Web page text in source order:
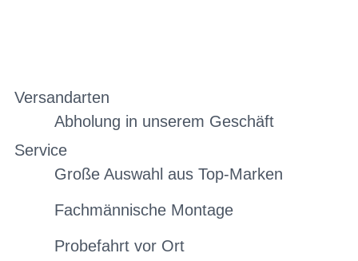
Versandarten
Abholung in unserem Geschäft
Service
Große Auswahl aus Top-Marken
Fachmännische Montage
Probefahrt vor Ort